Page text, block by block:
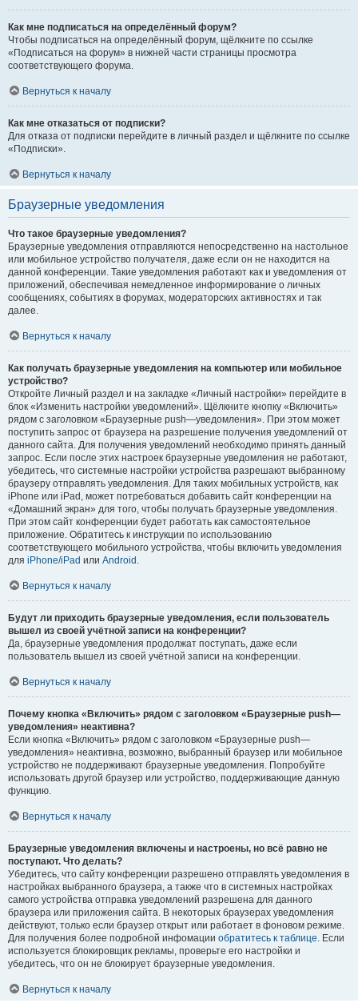
Как мне подписаться на определённый форум?
Чтобы подписаться на определённый форум, щёлкните по ссылке
«Подписаться на форум» в нижней части страницы просмотра
соответствующего форума.
Вернуться к началу
Как мне отказаться от подписки?
Для отказа от подписки перейдите в личный раздел и щёлкните по ссылке
«Подписки».
Вернуться к началу
Браузерные уведомления
Что такое браузерные уведомления?
Браузерные уведомления отправляются непосредственно на настольное
или мобильное устройство получателя, даже если он не находится на
данной конференции. Такие уведомления работают как и уведомления от
приложений, обеспечивая немедленное информирование о личных
сообщениях, событиях в форумах, модераторских активностях и так
далее.
Вернуться к началу
Как получать браузерные уведомления на компьютер или мобильное
устройство?
Откройте Личный раздел и на закладке «Личный настройки» перейдите в
блок «Изменить настройки уведомлений». Щёлкните кнопку «Включить»
рядом с заголовком «Браузерные push—уведомления». При этом может
поступить запрос от браузера на разрешение получения уведомлений от
данного сайта. Для получения уведомлений необходимо принять данный
запрос. Если после этих настроек браузерные уведомления не работают,
убедитесь, что системные настройки устройства разрешают выбранному
браузеру отправлять уведомления. Для таких мобильных устройств, как
iPhone или iPad, может потребоваться добавить сайт конференции на
«Домашний экран» для того, чтобы получать браузерные уведомления.
При этом сайт конференции будет работать как самостоятельное
приложение. Обратитесь к инструкции по использованию
соответствующего мобильного устройства, чтобы включить уведомления
для iPhone/iPad или Android .
Вернуться к началу
Будут ли приходить браузерные уведомления, если пользователь
вышел из своей учётной записи на конференции?
Да, браузерные уведомления продолжат поступать, даже если
пользователь вышел из своей учётной записи на конференции.
Вернуться к началу
Почему кнопка «Включить» рядом с заголовком «Браузерные push—
уведомления» неактивна?
Если кнопка «Включить» рядом с заголовком «Браузерные push—
уведомления» неактивна, возможно, выбранный браузер или мобильное
устройство не поддерживают браузерные уведомления. Попробуйте
использовать другой браузер или устройство, поддерживающие данную
функцию.
Вернуться к началу
Браузерные уведомления включены и настроены, но всё равно не
поступают. Что делать?
Убедитесь, что сайту конференции разрешено отправлять уведомления в
настройках выбранного браузера, а также что в системных настройках
самого устройства отправка уведомлений разрешена для данного
браузера или приложения сайта. В некоторых браузерах уведомления
действуют, только если браузер открыт или работает в фоновом режиме.
Для получения более подробной инфомации обратитесь к таблице. Если
используется блокировщик рекламы, проверьте его настройки и
убедитесь, что он не блокирует браузерные уведомления.
Вернуться к началу